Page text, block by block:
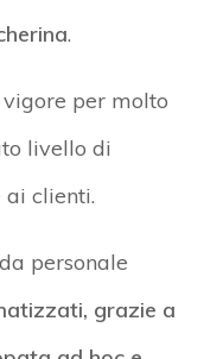
.
per molto
livello di
ai clienti.
personale
grazie a